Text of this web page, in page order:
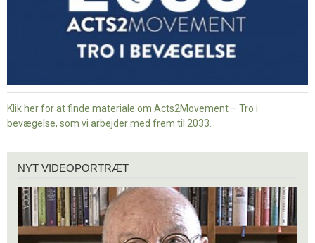
Klik her for at finde materiale om Acts2Movement – Tro i
bevægelse, som vi arbejder med frem til 2033.
videoportræt
NYT VIDEOPORTRÆT